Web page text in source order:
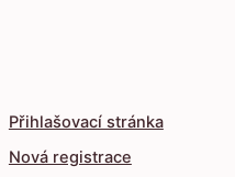
Přihlašovací stránka
Nová registrace